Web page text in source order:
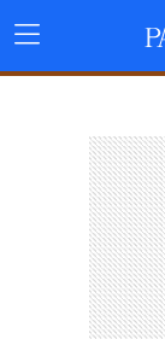
Menu
Principal